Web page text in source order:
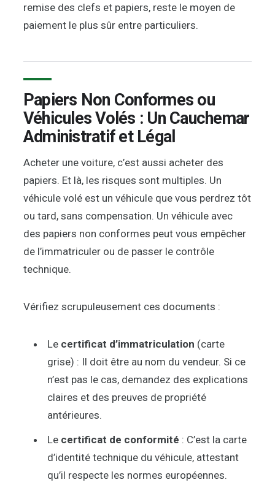
remise des clefs et papiers, reste le moyen de
paiement le plus sûr entre particuliers.
Papiers Non Conformes ou
Véhicules Volés : Un Cauchemar
Administratif et Légal
Acheter une voiture, c’est aussi acheter des
papiers. Et là, les risques sont multiples. Un
véhicule volé est un véhicule que vous perdrez tôt
ou tard, sans compensation. Un véhicule avec
des papiers non conformes peut vous empêcher
de l’immatriculer ou de passer le contrôle
technique.
Vérifiez scrupuleusement ces documents :
Le certificat d’immatriculation (carte
grise) : Il doit être au nom du vendeur. Si ce
n’est pas le cas, demandez des explications
claires et des preuves de propriété
antérieures.
Le certificat de conformité : C’est la carte
d’identité technique du véhicule, attestant
qu’il respecte les normes européennes.